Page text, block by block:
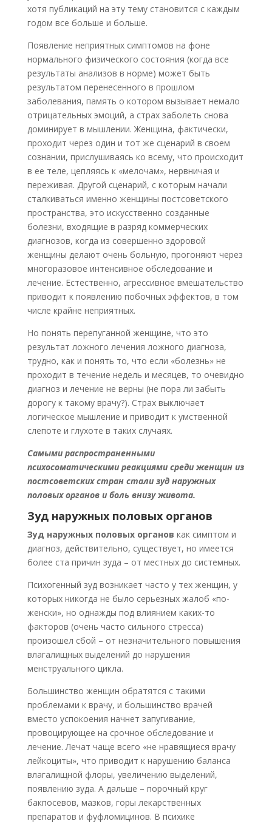
хотя публикаций на эту тему становится с каждым
годом все больше и больше.
Появление неприятных симптомов на фоне
нормального физического состояния (когда все
результаты анализов в норме) может быть
результатом перенесенного в прошлом
заболевания, память о котором вызывает немало
отрицательных эмоций, а страх заболеть снова
доминирует в мышлении. Женщина, фактически,
проходит через один и тот же сценарий в своем
сознании, прислушиваясь ко всему, что происходит
в ее теле, цепляясь к «мелочам», нервничая и
переживая. Другой сценарий, с которым начали
сталкиваться именно женщины постсоветского
пространства, это искусственно созданные
болезни, входящие в разряд коммерческих
диагнозов, когда из совершенно здоровой
женщины делают очень больную, прогоняют через
многоразовое интенсивное обследование и
лечение. Естественно, агрессивное вмешательство
приводит к появлению побочных эффектов, в том
числе крайне неприятных.
Но понять перепуганной женщине, что это
результат ложного лечения ложного диагноза,
трудно, как и понять то, что если «болезнь» не
проходит в течение недель и месяцев, то очевидно
диагноз и лечение не верны (не пора ли забыть
дорогу к такому врачу?). Страх выключает
логическое мышление и приводит к умственной
слепоте и глухоте в таких случаях.
Самыми распространенными
психосоматическими реакциями среди женщин из
постсоветских стран стали зуд наружных
половых органов и боль внизу живота.
Зуд наружных половых органов
Зуд наружных половых органов как симптом и
диагноз, действительно, существует, но имеется
более ста причин зуда – от местных до системных.
Психогенный зуд возникает часто у тех женщин, у
которых никогда не было серьезных жалоб «по-
женски», но однажды под влиянием каких-то
факторов (очень часто сильного стресса)
произошел сбой – от незначительного повышения
влагалищных выделений до нарушения
менструального цикла.
Большинство женщин обратятся с такими
проблемами к врачу, и большинство врачей
вместо успокоения начнет запугивание,
провоцирующее на срочное обследование и
лечение. Лечат чаще всего «не нравящиеся врачу
лейкоциты», что приводит к нарушению баланса
влагалищной флоры, увеличению выделений,
появлению зуда. А дальше – порочный круг
бакпосевов, мазков, горы лекарственных
препаратов и фуфломицинов. В психике